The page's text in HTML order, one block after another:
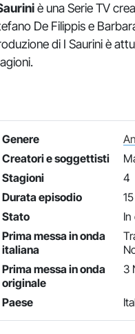
è una Serie TV
De Filippis e
di I Saurini è
Genere
Creatori e soggettisti
Stagioni
4
Durata episodio
Stato
In
Prima messa in onda
italiana
Prima messa in onda
originale
3
Paese